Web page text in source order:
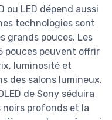
ou LED dépend aussi
technologies sont
grands pouces. Les
pouces peuvent offrir
luminosité et
des salons lumineux.
de Sony séduira
noirs profonds et la